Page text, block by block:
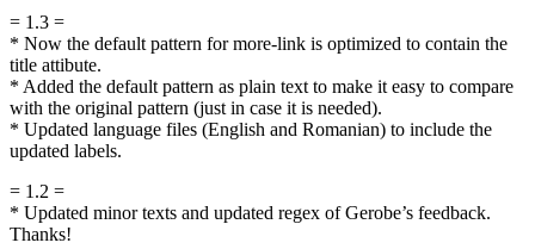
= 1.3 =
* Now the default pattern for more-link is optimized to contain the
title attibute.
* Added the default pattern as plain text to make it easy to compare
with the original pattern (just in case it is needed).
* Updated language files (English and Romanian) to include the
updated labels.
= 1.2 =
* Updated minor texts and updated regex of Gerobe’s feedback.
Thanks!